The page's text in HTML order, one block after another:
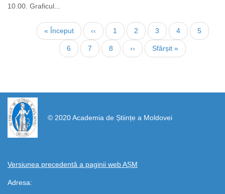
10.00. Graficul...
Prima
pagină
« Început
Pagina
anterioară
‹‹ Page
1 Page
2 Page
3 Page
4 Page
5
Pagina
curentă
6 Page
7 Page
8
Pagina
următoare
››
Ultima
pagină
Sfârșit »
© 2020 Academia de Științe a Moldovei
Versiunea precedentă a paginii web AȘM
Adresa:
https://propletenie.ru/